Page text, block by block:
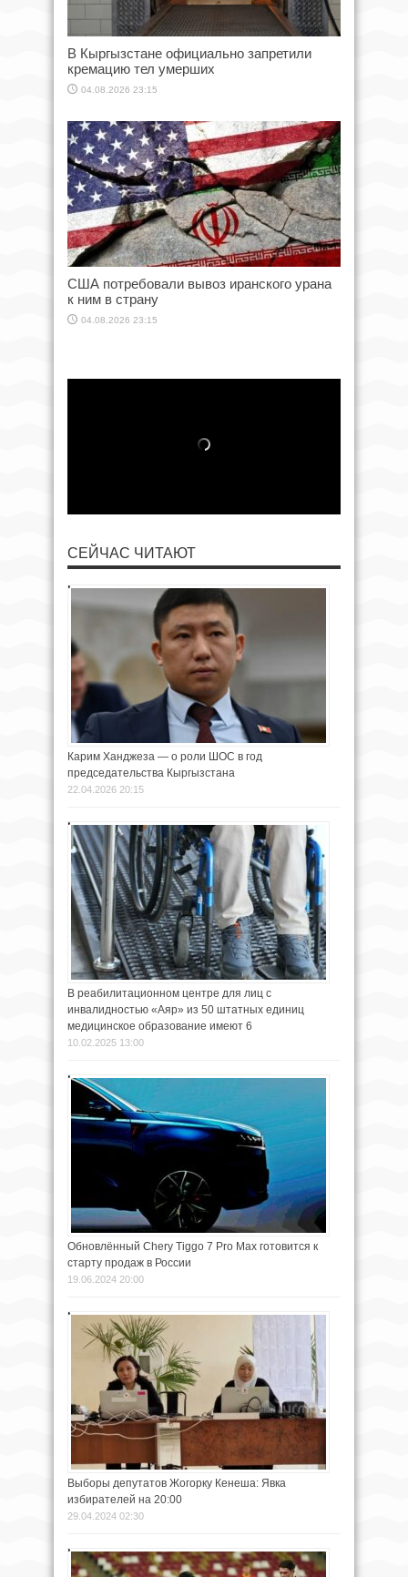
В Кыргызстане официально запретили
кремацию тел умерших
04.08.2026 23:15
США потребовали вывоз иранского урана
к ним в страну
04.08.2026 23:15
СЕЙЧАС ЧИТАЮТ
Карим Ханджеза — о роли ШОС в год
председательства Кыргызстана
22.04.2026 20:15
В реабилитационном центре для лиц с
инвалидностью «Аяр» из 50 штатных единиц
медицинское образование имеют 6
10.02.2025 13:00
Обновлённый Chery Tiggo 7 Pro Max готовится к
старту продаж в России
19.06.2024 20:00
Выборы депутатов Жогорку Кенеша: Явка
избирателей на 20:00
29.04.2024 02:30